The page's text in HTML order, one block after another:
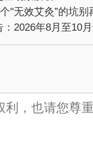
"无效艾灸”的坑别